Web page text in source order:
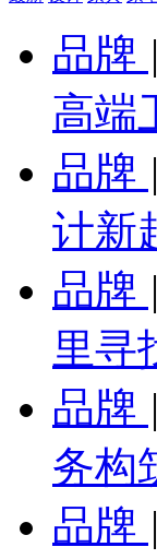
品牌 |
高端
品牌 |
计新
品牌 |
里寻
品牌 |
务构
品牌 |